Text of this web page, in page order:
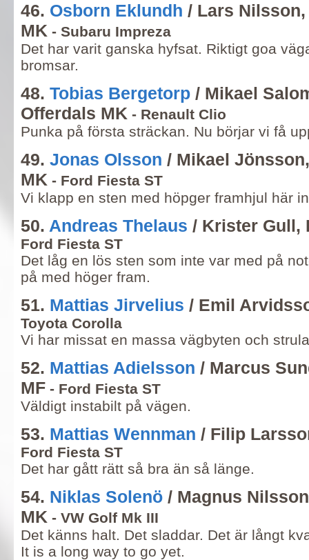
46. Osborn Eklundh / Lars
MK - Subaru Impreza
Det har varit ganska hyfsat. Riktigt goa
bromsar.
48. Tobias Bergetorp / Mikael
Offerdals MK - Renault Clio
Punka på första sträckan. Nu börjar vi få
49. Jonas Olsson / Mikael
MK - Ford Fiesta ST
Vi klapp en sten med höpger framhjul här
50. Andreas Thelaus / Krister Gull,
Ford Fiesta ST
Det låg en lös sten som inte var med på
på med höger fram.
51. Mattias Jirvelius / Emil
Toyota Corolla
Vi har missat en massa vägbyten och
52. Mattias Adielsson / Marcus
MF - Ford Fiesta ST
Väldigt instabilt på vägen.
53. Mattias Wennman / Filip
Ford Fiesta ST
Det har gått rätt så bra än så länge.
54. Niklas Solenö / Magnus
MK - VW Golf Mk III
Det känns halt. Det sladdar. Det är långt
It is a long way to go yet.